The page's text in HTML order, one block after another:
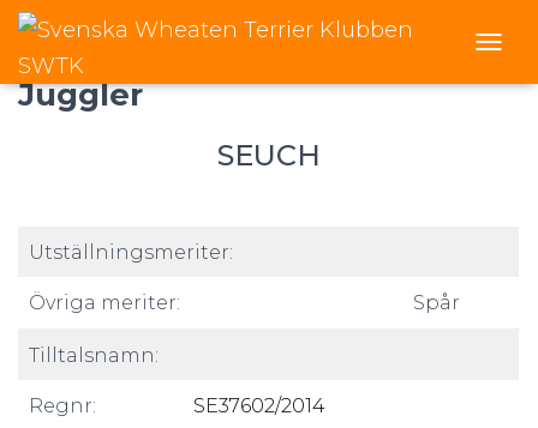
O
Fyra Tassar’s Feldegast The
Juggler
SEUCH
Utställningsmeriter:
Övriga meriter: Spår
Tilltalsnamn:
Regnr: SE37602/2014